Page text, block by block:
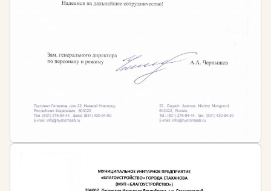
Юридическое сопровождение компании
Конфликтология
Кому необходимо проходить обучение
учреждений